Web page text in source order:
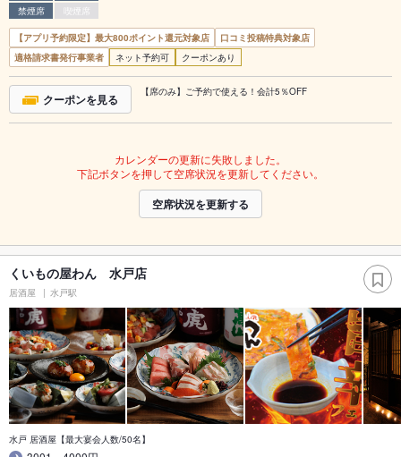
禁煙席
喫煙席
【アプリ予約限定】最大800ポイント還元対象店
口コミ投稿特典対象店
適格請求書発行事業者
ネット予約可 クーポンあり
クーポンを見る 【席のみ】ご予約で使える！会計5％OFF
カレンダーの更新に失敗しました。
下記ボタンを押して空席状況を更新してください。
空席状況を更新する
くいもの屋わん 水戸店
居酒屋 水戸駅
水戸 居酒屋【最大宴会人数/50名】